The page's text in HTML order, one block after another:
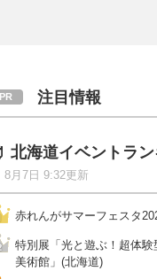
注目情報
北海道イベントラ
8月7日 9:32更新
赤れんがサマーフェスタ
特別展「光と遊ぶ！超体
美術館」(北海道)